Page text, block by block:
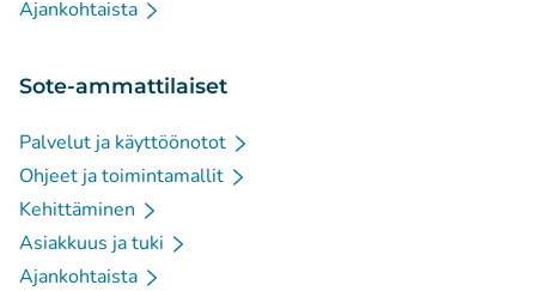
Ajankohtaista
Sote-ammattilaiset
Palvelut ja käyttöönotot
Ohjeet ja toimintamallit
Kehittäminen
Asiakkuus ja tuki
Ajankohtaista